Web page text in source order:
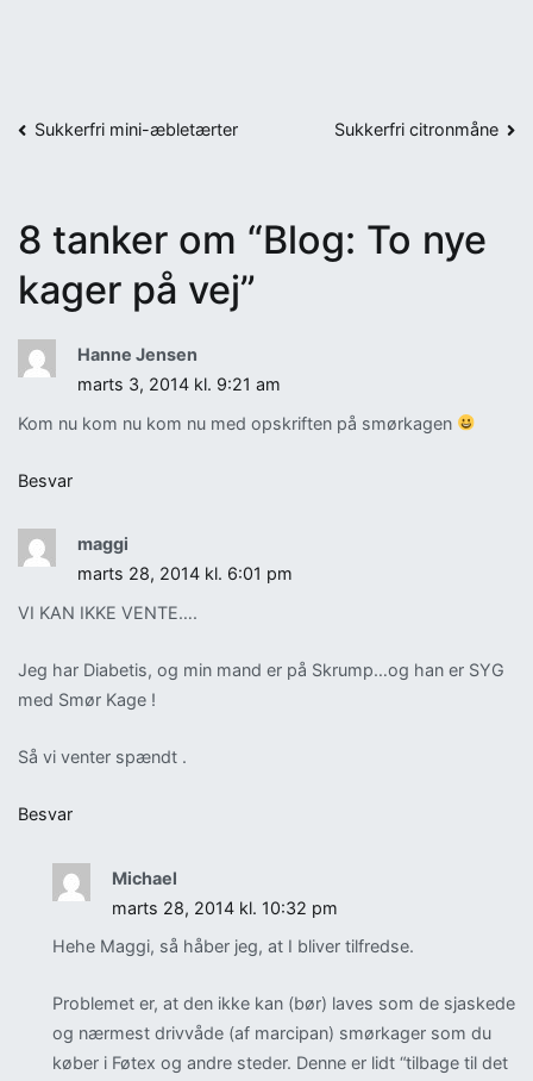
Indlægsnavigation
Sukkerfri mini-æbletærter Sukkerfri citronmåne
8 tanker om “Blog: To nye
kager på vej”
Hanne Jensen
marts 3, 2014 kl. 9:21 am
Kom nu kom nu kom nu med opskriften på smørkagen
Besvar
maggi
marts 28, 2014 kl. 6:01 pm
VI KAN IKKE VENTE….
Jeg har Diabetis, og min mand er på Skrump…og han er SYG
med Smør Kage !
Så vi venter spændt .
Besvar
Michael
marts 28, 2014 kl. 10:32 pm
Hehe Maggi, så håber jeg, at I bliver tilfredse.
Problemet er, at den ikke kan (bør) laves som de sjaskede
og nærmest drivvåde (af marcipan) smørkager som du
køber i Føtex og andre steder. Denne er lidt “tilbage til det